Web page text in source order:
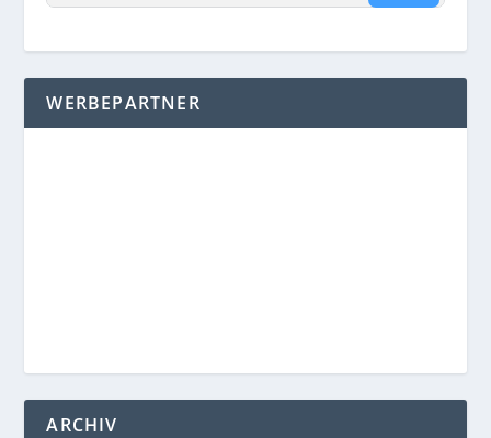
WERBEPARTNER
ARCHIV